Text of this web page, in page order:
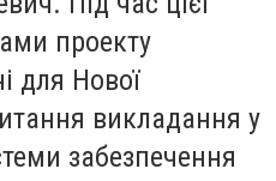
проекту
для Нової
викладання у
забезпечення